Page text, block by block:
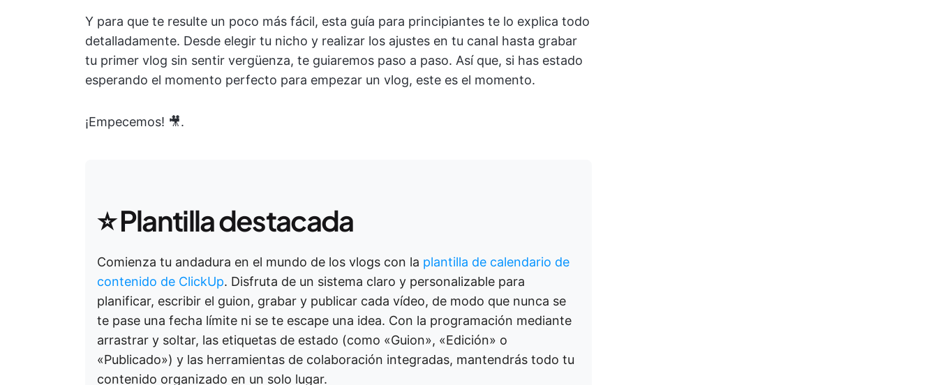
Y para que te resulte un poco más fácil, esta guía para principiantes te lo explica todo
detalladamente. Desde elegir tu nicho y realizar los ajustes en tu canal hasta grabar
tu primer vlog sin sentir vergüenza, te guiaremos paso a paso. Así que, si has estado
esperando el momento perfecto para empezar un vlog, este es el momento.
¡Empecemos! 🎥.
⭐Plantilla destacada
Comienza tu andadura en el mundo de los vlogs con la plantilla de calendario de
contenido de ClickUp. Disfruta de un sistema claro y personalizable para
planificar, escribir el guion, grabar y publicar cada vídeo, de modo que nunca se
te pase una fecha límite ni se te escape una idea. Con la programación mediante
arrastrar y soltar, las etiquetas de estado (como «Guion», «Edición» o
«Publicado») y las herramientas de colaboración integradas, mantendrás todo tu
contenido organizado en un solo lugar.